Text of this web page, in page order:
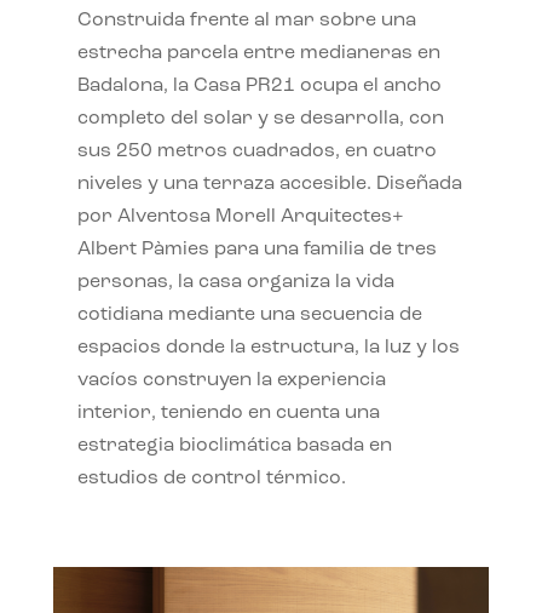
Construida frente al mar sobre una
estrecha parcela entre medianeras en
Badalona, la Casa PR21 ocupa el ancho
completo del solar y se desarrolla, con
sus 250 metros cuadrados, en cuatro
niveles y una terraza accesible. Diseñada
por Alventosa Morell Arquitectes+
Albert Pàmies para una familia de tres
personas, la casa organiza la vida
cotidiana mediante una secuencia de
espacios donde la estructura, la luz y los
vacíos construyen la experiencia
interior, teniendo en cuenta una
estrategia bioclimática basada en
estudios de control térmico.